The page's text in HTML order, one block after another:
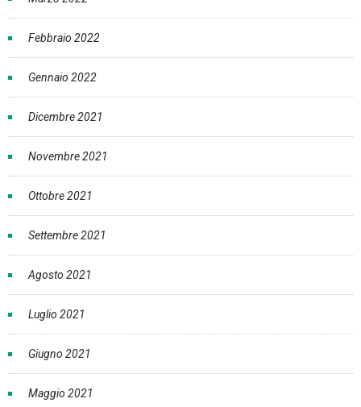
Febbraio 2022
Gennaio 2022
Dicembre 2021
Novembre 2021
Ottobre 2021
Settembre 2021
Agosto 2021
Luglio 2021
Giugno 2021
Maggio 2021